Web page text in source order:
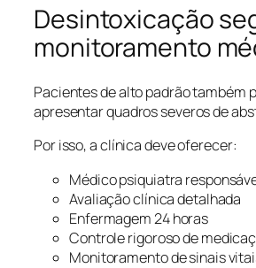
Desintoxicação
monitoramento
Pacientes de alto padrão também
apresentar quadros severos de
Por isso, a clínica deve oferecer:
Médico psiquiatra
Avaliação clínica detalhada
Enfermagem 24 horas
Controle rigoroso de
Monitoramento de sinais